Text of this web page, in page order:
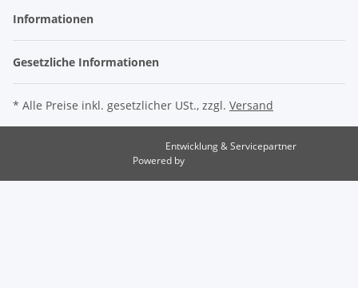
Informationen
Gesetzliche Informationen
* Alle Preise inkl. gesetzlicher USt., zzgl. Versand
Entwicklung & Servicepartner
Powered by